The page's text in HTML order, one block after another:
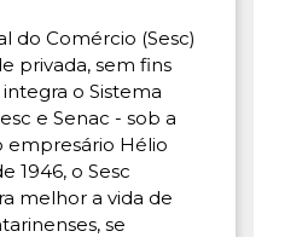
do Comércio (Sesc)
privada, sem fins
o Sistema
e Senac - sob a
empresário Hélio
1946, o Sesc
melhor a vida de
se